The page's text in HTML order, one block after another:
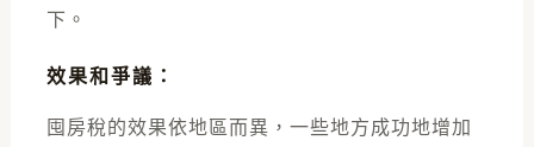
下。
效果和爭議：
囤房稅的效果依地區而異，一些地方成功地增加